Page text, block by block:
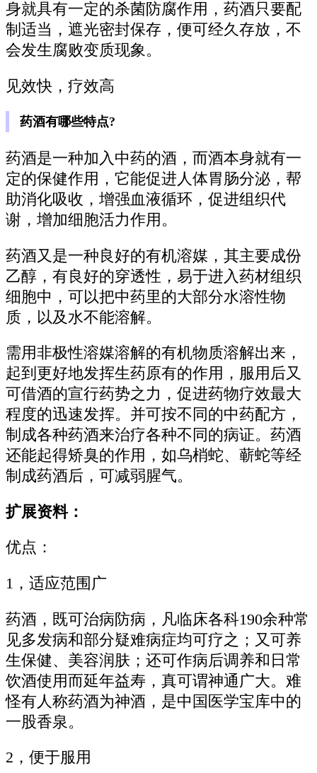
身就具有一定的杀菌防腐作用，药酒只要配
制适当，遮光密封保存，便可经久存放，不
会发生腐败变质现象。
见效快，疗效高
药酒有哪些特点?
药酒是一种加入中药的酒，而酒本身就有一
定的保健作用，它能促进人体胃肠分泌，帮
助消化吸收，增强血液循环，促进组织代
谢，增加细胞活力作用。
药酒又是一种良好的有机溶媒，其主要成份
乙醇，有良好的穿透性，易于进入药材组织
细胞中，可以把中药里的大部分水溶性物
质，以及水不能溶解。
需用非极性溶媒溶解的有机物质溶解出来，
起到更好地发挥生药原有的作用，服用后又
可借酒的宣行药势之力，促进药物疗效最大
程度的迅速发挥。并可按不同的中药配方，
制成各种药酒来治疗各种不同的病证。药酒
还能起得矫臭的作用，如乌梢蛇、蕲蛇等经
制成药酒后，可减弱腥气。
扩展资料：
优点：
1，适应范围广
药酒，既可治病防病，凡临床各科190余种常
见多发病和部分疑难病症均可疗之；又可养
生保健、美容润肤；还可作病后调养和日常
饮酒使用而延年益寿，真可谓神通广大。难
怪有人称药酒为神酒，是中国医学宝库中的
一股香泉。
2，便于服用